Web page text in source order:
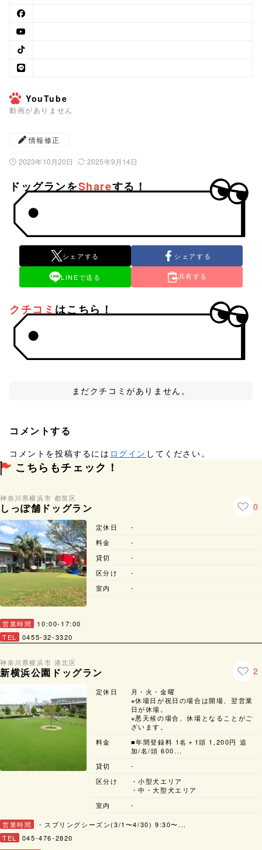
YouTube
動画がありません
情報修正
公開日：
2023年10月20日 最終更新日：
2025年9月14日
ドッグランをShareする！
シェアする シェアする
LINEで送る 共有する
クチコミはこちら！
まだクチコミがありません。
コメントする
コメントを投稿するには ログイン してください。
こちらもチェック！
神奈川県横浜市 都筑区
しっぽ舗ドッグラン 0
営業時間
10:00-17:00
TEL
0455-32-3320
定休日
-
料金
-
貸切
-
区分け
-
室内
-
神奈川県横浜市 港北区
新横浜公園ドッグラン 2
営業時間
・スプリングシーズン(3/1〜4/30) 9:30〜...
TEL
045-476-2820
定休日
月・火・金曜
※休場日が祝日の場合は開場、翌営業
日が休場。
※悪天候の場合、休場となることがご
ざいます。
料金
■年間登録料 1名＋1頭 1,200円 追
加/名/頭 600...
貸切
-
区分け
・小型犬エリア
・中・大型犬エリア
室内
-